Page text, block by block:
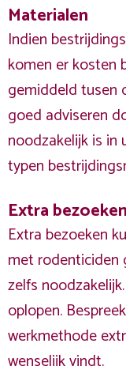
Materialen
Indien
komen er kosten
gemiddeld tusen
goed adviseren
noodzakelijk is in
typen
Extra bezoeken
Extra bezoeken
met rodenticiden
zelfs
oplopen.
werkmethode